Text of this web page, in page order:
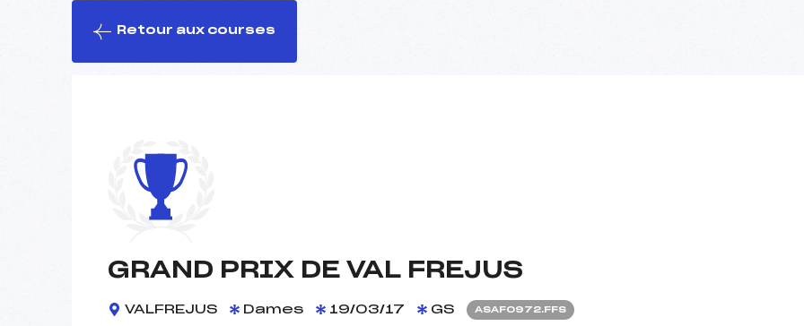
Retour aux courses
GRAND PRIX DE VAL FREJUS
VALFREJUS Dames 19/03/17 GS ASAF0972.FFS